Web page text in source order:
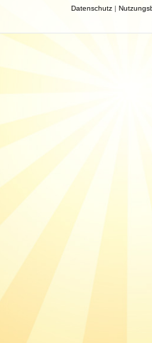
Datenschutz|